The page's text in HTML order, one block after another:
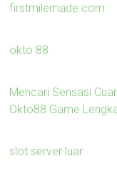
firstmilemade.com
okto 88
Mencari Sensasi
Okto88 Game
slot server luar